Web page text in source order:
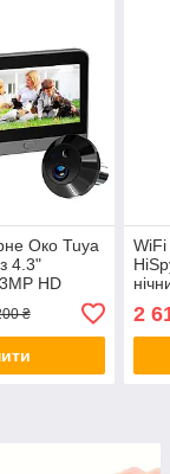
Око Tuya
4.3"
HD
₴
WiFi
2